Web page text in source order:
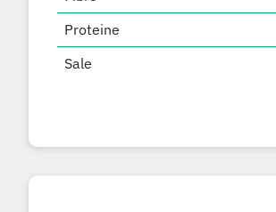
Proteine
Sale